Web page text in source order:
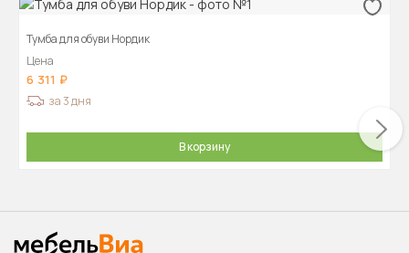
Тумба для обуви Нордик
Цена
6 311
за 3 дня
В корзину